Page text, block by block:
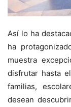
Así lo ha
ha
muestra
disfrutar hasta
familias,
desean